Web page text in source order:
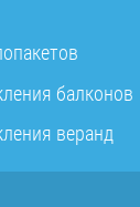
балконов
веранд